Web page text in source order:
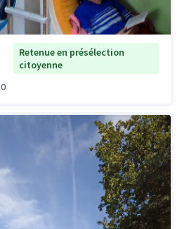
Retenue en présélection
citoyenne
0